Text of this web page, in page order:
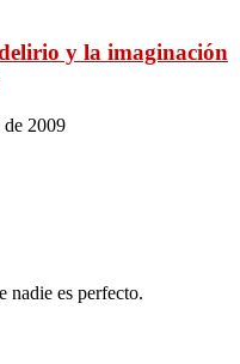
y la imaginación
de 2009
nadie es perfecto.